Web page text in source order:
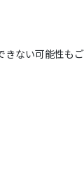
ない可能性も